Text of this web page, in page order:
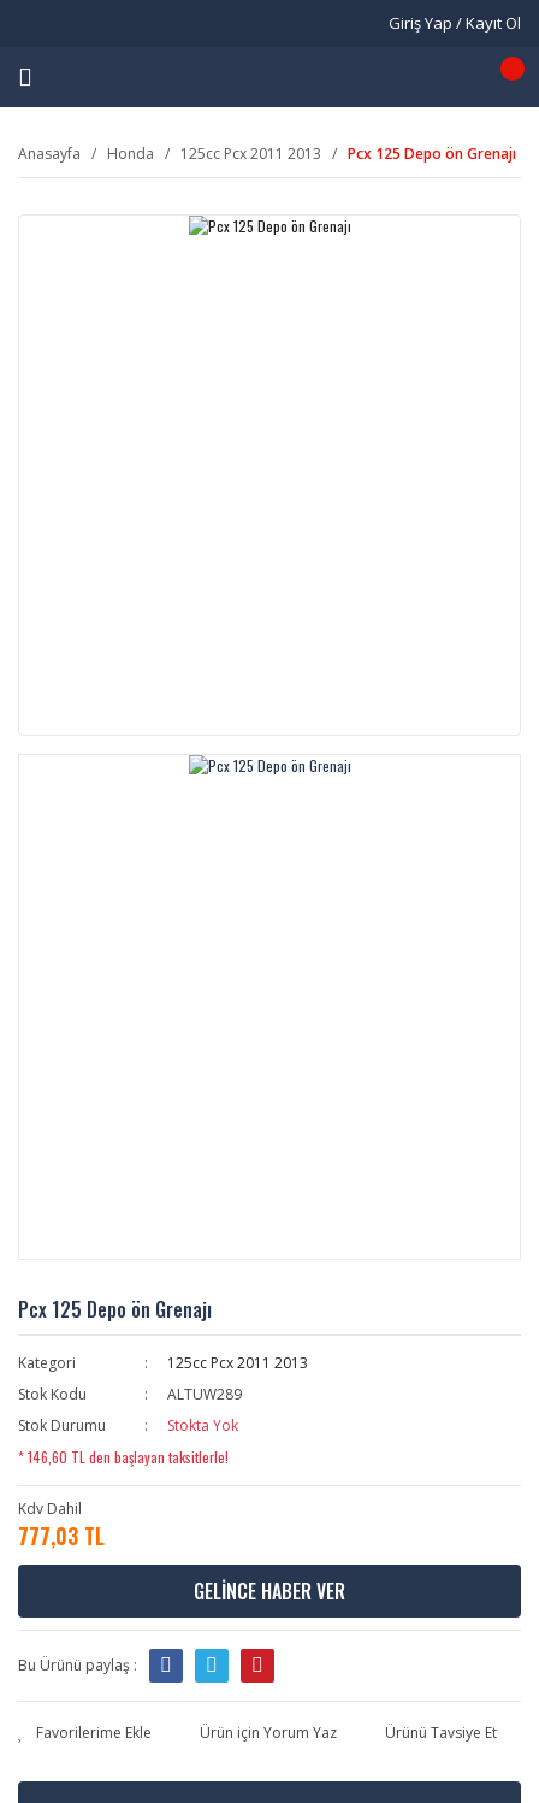
Giriş Yap / Kayıt Ol
Anasayfa Honda 125cc Pcx 2011 2013 Pcx 125 Depo ön Grenajı
Pcx 125 Depo ön Grenajı
Kategori
125cc Pcx 2011 2013
Stok Kodu
ALTUW289
Stok Durumu
Stokta Yok
* 146,60 TL den başlayan taksitlerle!
Kdv Dahil
777,03 TL
GELİNCE HABER VER
Bu Ürünü paylaş :
Ürün için Yorum Yaz Ürünü Tavsiye Et